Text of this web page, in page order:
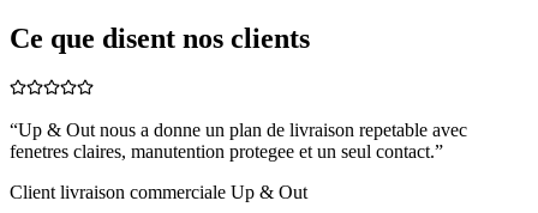
Ce que disent nos clients
“Up & Out nous a donne un plan de livraison repetable avec
fenetres claires, manutention protegee et un seul contact.”
Client livraison commerciale Up & Out